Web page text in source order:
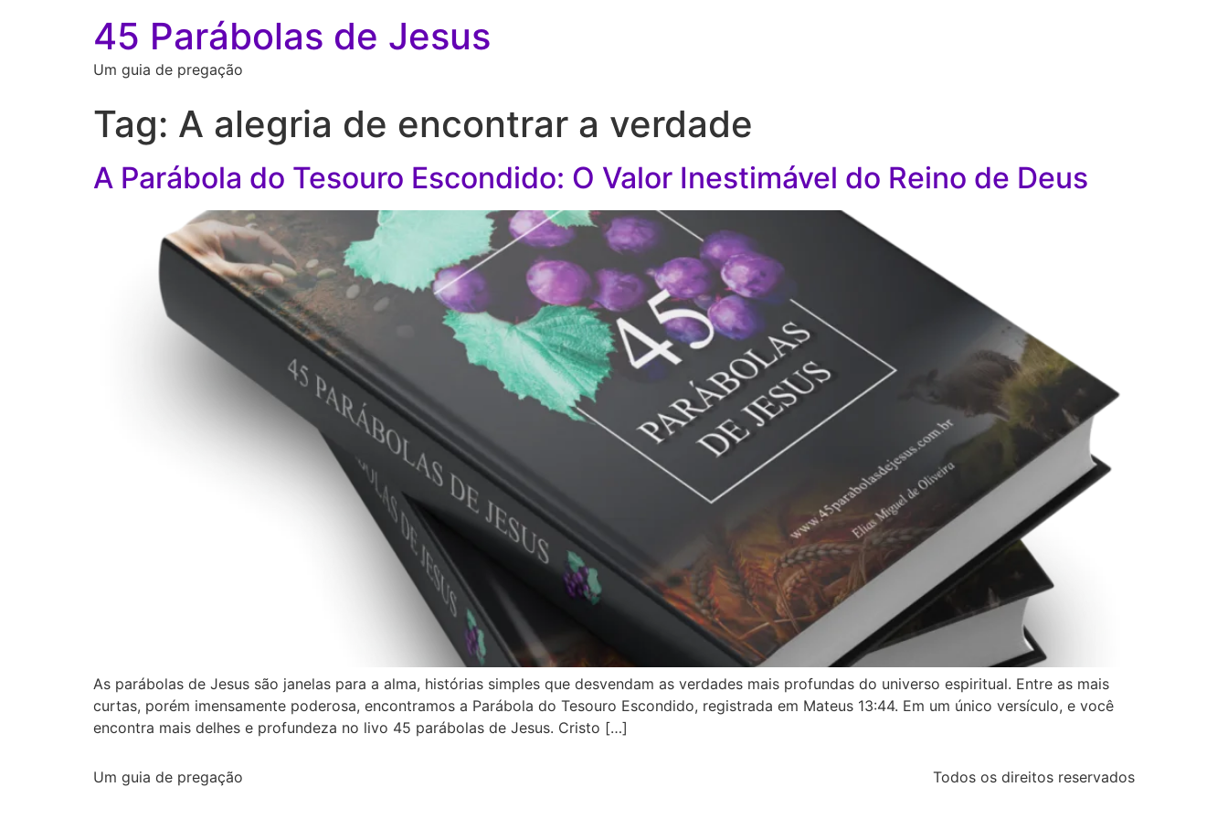
45 Parábolas de Jesus
Um guia de pregação
Tag: A alegria de encontrar a verdade
A Parábola do Tesouro Escondido: O Valor Inestimável do Reino de Deus
As parábolas de Jesus são janelas para a alma, histórias simples que desvendam as verdades mais profundas do universo espiritual. Entre as mais
curtas, porém imensamente poderosa, encontramos a Parábola do Tesouro Escondido, registrada em Mateus 13:44. Em um único versículo, e você
encontra mais delhes e profundeza no livo 45 parábolas de Jesus. Cristo […]
Um guia de pregação Todos os direitos reservados